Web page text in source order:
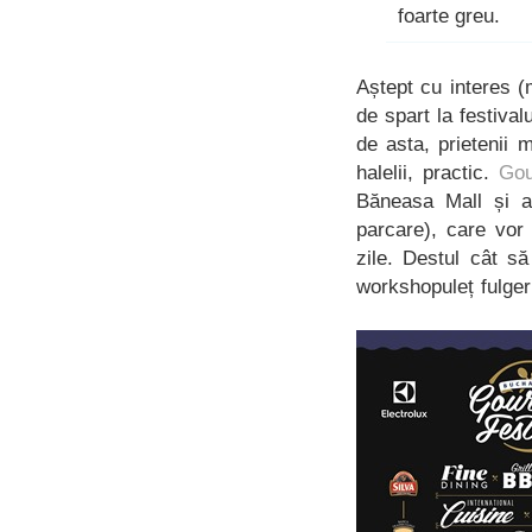
foarte greu.
Aștept cu interes
de spart la
de asta, prietenii
halelii, practic.
Băneasa Mall și
parcare), care
zile. Destul cât
workshopuleț